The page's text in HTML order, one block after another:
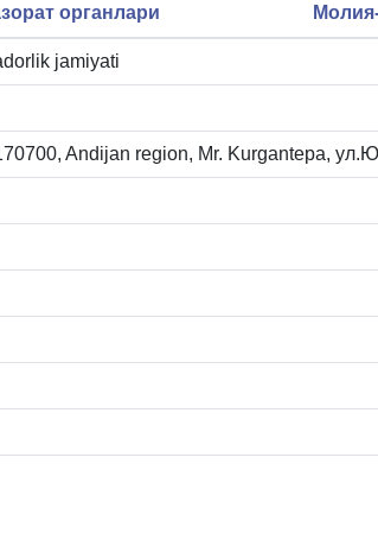
органлари
jamiyati
Andijan region, Mr. Kurgantepa,